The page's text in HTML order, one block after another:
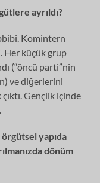
ayrıldı?
Komintern
Her küçük grup
(“öncü parti”nin
ve diğerlerini
Gençlik içinde
yapıda
dönüm